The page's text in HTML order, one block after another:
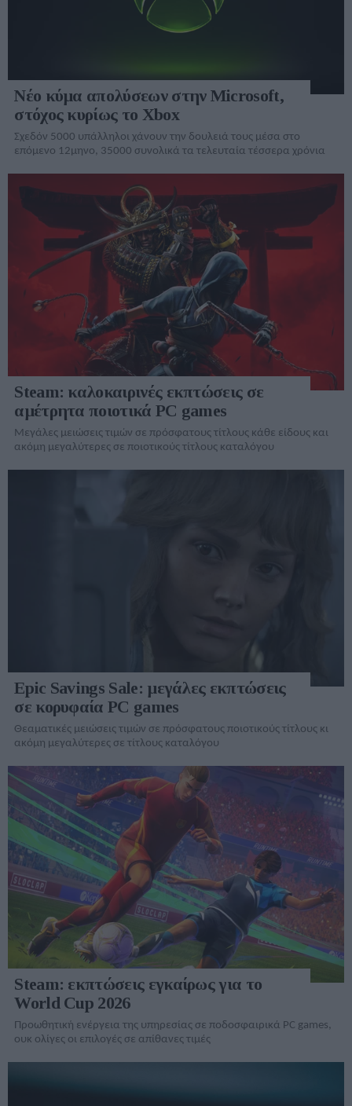
Νέο κύμα απολύσεων στην Microsoft,
στόχος κυρίως το Xbox
Σχεδόν 5000 υπάλληλοι χάνουν την δουλειά τους μέσα στο
επόμενο 12μηνο, 35000 συνολικά τα τελευταία τέσσερα χρόνια
Steam: καλοκαιρινές εκπτώσεις σε
αμέτρητα ποιοτικά PC games
Μεγάλες μειώσεις τιμών σε πρόσφατους τίτλους κάθε είδους και
ακόμη μεγαλύτερες σε ποιοτικούς τίτλους καταλόγου
Epic Savings Sale: μεγάλες εκπτώσεις
σε κορυφαία PC games
Θεαματικές μειώσεις τιμών σε πρόσφατους ποιοτικούς τίτλους κι
ακόμη μεγαλύτερες σε τίτλους καταλόγου
Steam: εκπτώσεις εγκαίρως για το
World Cup 2026
Προωθητική ενέργεια της υπηρεσίας σε ποδοσφαιρικά PC games,
ουκ ολίγες οι επιλογές σε απίθανες τιμές